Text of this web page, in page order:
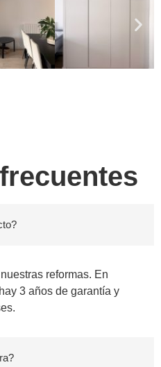
reformas. En
3 años de garantía y